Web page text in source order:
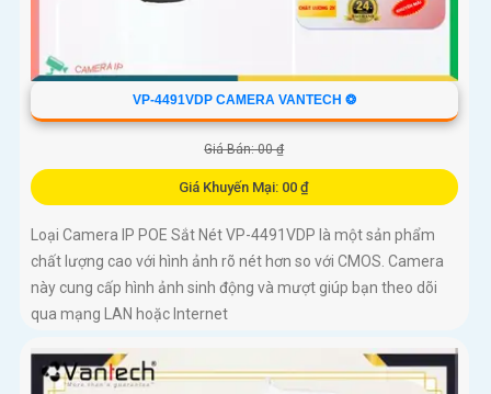
VP-4491VDP CAMERA VANTECH ❂
Giá Bán: 00 ₫
Giá Khuyến Mại: 00 ₫
Loại Camera IP POE Sắt Nét VP-4491VDP là một sản phẩm
chất lượng cao với hình ảnh rõ nét hơn so với CMOS. Camera
này cung cấp hình ảnh sinh động và mượt giúp bạn theo dõi
qua mạng LAN hoặc Internet